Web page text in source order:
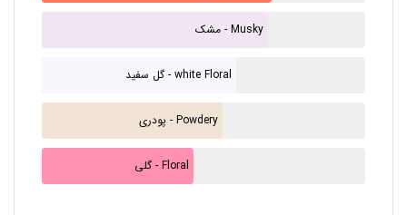
مشک - Musky
گل سفید - white Floral
پودری - Powdery
گلی - Floral